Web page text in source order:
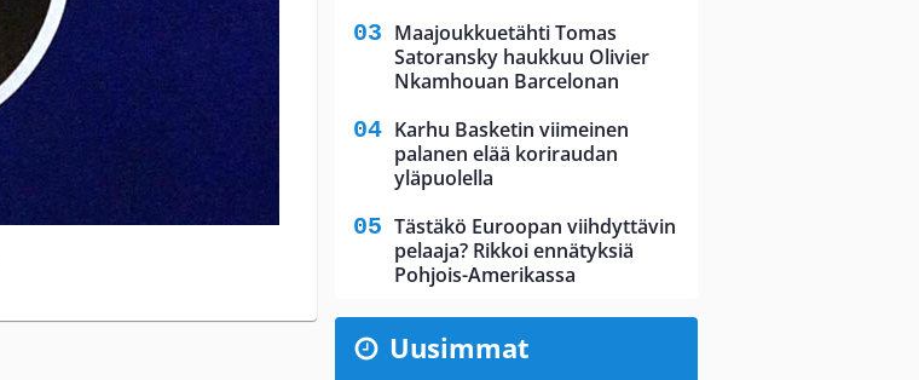
Maajoukkuetähti Tomas
Satoransky haukkuu Olivier
Nkamhouan Barcelonan
Karhu Basketin viimeinen
palanen elää koriraudan
yläpuolella
Tästäkö Euroopan viihdyttävin
pelaaja? Rikkoi ennätyksiä
Pohjois-Amerikassa
Uusimmat